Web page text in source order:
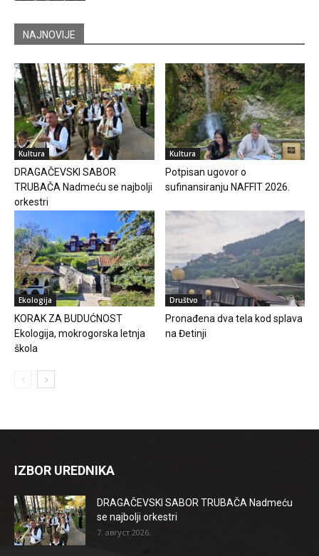
NAJNOVIJE
Kultura
DRAGAČEVSKI SABOR
TRUBAČA Nadmeću se najbolji
orkestri
Kultura
Potpisan ugovor o
sufinansiranju NAFFIT 2026.
Ekologija
KORAK ZA BUDUĆNOST
Ekologija, mokrogorska letnja
škola
Društvo
Pronađena dva tela kod splava
na Đetinji
IZBOR UREDNIKA
DRAGAČEVSKI SABOR TRUBAČA Nadmeću
se najbolji orkestri
7. август 2026.